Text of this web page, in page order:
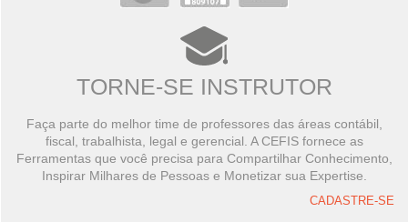
TORNE-SE INSTRUTOR
Faça parte do melhor time de professores das áreas contábil,
fiscal, trabalhista, legal e gerencial. A CEFIS fornece as
Ferramentas que você precisa para Compartilhar Conhecimento,
Inspirar Milhares de Pessoas e Monetizar sua Expertise.
CADASTRE-SE